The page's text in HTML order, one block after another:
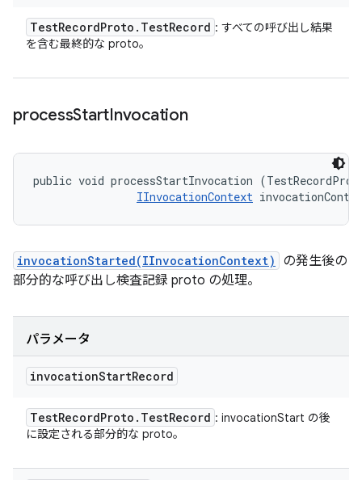
TestRecordProto . TestRecord : すべての呼び出し結果
を含む最終的な proto。
processStartInvocation
public void processStartInvocation
IInvocationContext
invocationStarted(IInvocationContext)
の発生後の
部分的な呼び出し検査記録 proto の処理。
パラメータ
invocationStartRecord
TestRecordProto . TestRecord : invocationStart の後
に設定される部分的な proto。